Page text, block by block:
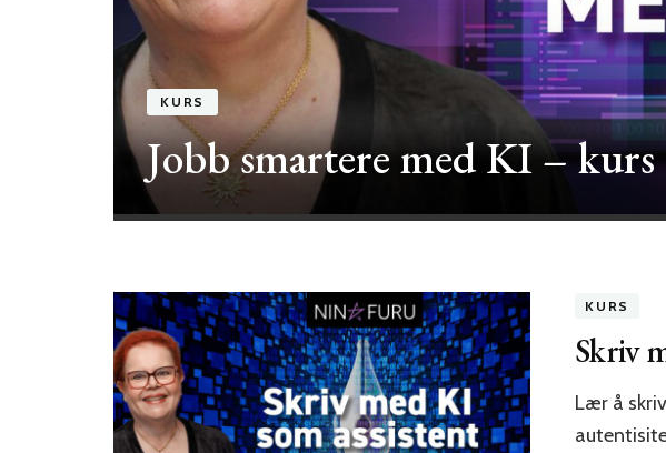
KURS
Jobb smartere med KI – kurs
KURS
Skriv
Lær å